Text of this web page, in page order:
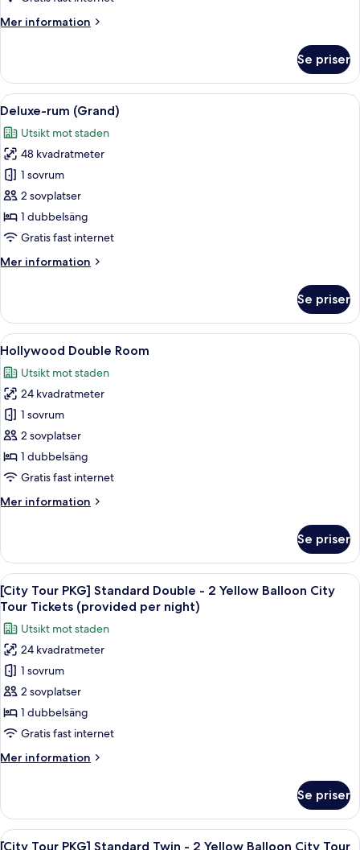
minibar/
Mer information
Mer
dubbelrum
(Premier
/
high
floor)
Se priser
Öppna
alla
foton
för
Deluxe-
rum
(Grand)
Ett modernt hotellrum med en
10
Deluxe-rum (Grand)
Utsikt mot staden
48 kvadratmeter
1 sovrum
2 sovplatser
1 dubbelsäng
Gratis fast internet
Mer information
Mer
rum
(Grand)
Se priser
Öppna
alla
foton
för
Hollywood
Double
Room
Ett hotellrum med en stor säng, ett
9
Hollywood Double Room
Utsikt mot staden
24 kvadratmeter
1 sovrum
2 sovplatser
1 dubbelsäng
Gratis fast internet
Mer information
Mer
Double
Room
Se priser
Öppna
alla
foton
för
[City
Tour
PKG]
Standard
Double
2
City
Tour
En dubbeldäckarbuss vid en
8
[City Tour PKG] Standard Double - 2 Yellow Balloon City
Tour Tickets (provided per night)
Utsikt mot staden
24 kvadratmeter
1 sovrum
2 sovplatser
1 dubbelsäng
Gratis fast internet
Mer information
Mer
Tour
PKG]
Standard
Se priser
Öppna
En dubbeldäckarbuss vid en
8
[City Tour PKG] Standard Twin - 2 Yellow Balloon City Tour